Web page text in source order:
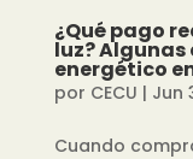
¿Qué pago
luz?
energético
por CECU | Jun
Cuando